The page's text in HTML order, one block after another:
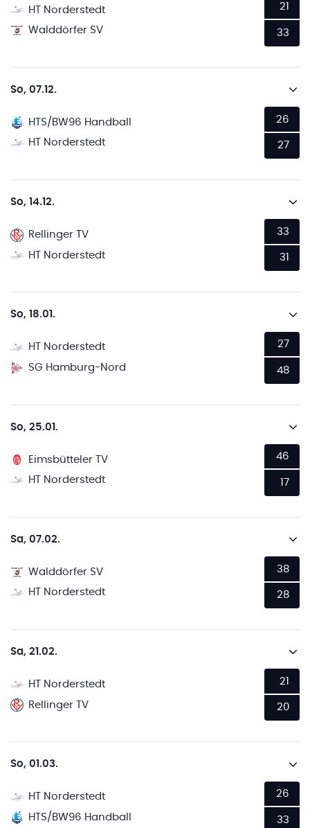
HT Norderstedt
Walddörfer SV
21
33
So, 07.12.
HTS/BW96 Handball
HT Norderstedt
26
27
So, 14.12.
Rellinger TV
HT Norderstedt
33
31
So, 18.01.
HT Norderstedt
SG Hamburg-Nord
27
48
So, 25.01.
Eimsbütteler TV
HT Norderstedt
46
17
Sa, 07.02.
Walddörfer SV
HT Norderstedt
38
28
Sa, 21.02.
HT Norderstedt
Rellinger TV
21
20
So, 01.03.
HT Norderstedt
HTS/BW96 Handball
26
33